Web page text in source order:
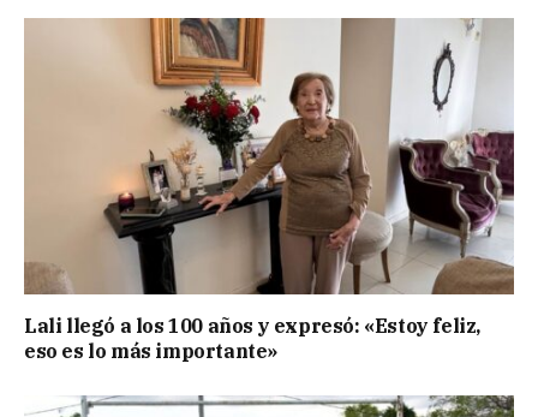
Lali llegó a los 100 años y expresó: «Estoy feliz,
eso es lo más importante»